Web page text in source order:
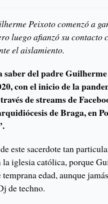
Peixoto comenzó a
luego afianzó su contacto
el aislamiento.
saber del padre Guilherme
con el inicio de la
de streams de
de Braga, en
este sacerdote tan
la iglesia católica, porque
temprana edad, aunque
de techno.